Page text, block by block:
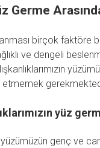
Germe
birçok faktöre
ve dengeli
etmemek
yüz
genç ve